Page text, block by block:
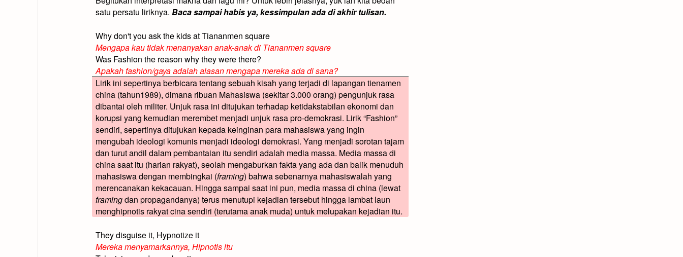
satu persatu liriknya. Baca sampai habis ya, kessimpulan ada di akhir tulisan.
Why don't you ask the kids at Tiananmen square
Mengapa kau tidak menanyakan anak-anak di Tiananmen square
Was Fashion the reason why they were there?
Apakah fashion/gaya adalah alasan mengapa mereka ada di sana?
Lirik ini sepertinya berbicara tentang sebuah kisah yang terjadi di lapangan tienamen
china (tahun1989), dimana ribuan Mahasiswa (sekitar 3.000 orang) pengunjuk rasa
dibantai oleh militer. Unjuk rasa ini ditujukan terhadap ketidakstabilan ekonomi dan
korupsi yang kemudian merembet menjadi unjuk rasa pro-demokrasi. Lirik “Fashion”
sendiri, sepertinya ditujukan kepada keinginan para mahasiswa yang ingin
mengubah ideologi komunis menjadi ideologi demokrasi. Yang menjadi sorotan tajam
dan turut andil dalam pembantaian itu sendiri adalah media massa. Media massa di
china saat itu (harian rakyat), seolah mengaburkan fakta yang ada dan balik menuduh
mahasiswa dengan membingkai (framing) bahwa sebenarnya mahasiswalah yang
merencanakan kekacauan. Hingga sampai saat ini pun, media massa di china (lewat
framingdan propagandanya) terus menutupi kejadian tersebut hingga lambat laun
menghipnotis rakyat cina sendiri (terutama anak muda) untuk melupakan kejadian itu.
They disguise it, Hypnotize it
Mereka menyamarkannya, Hipnotis itu